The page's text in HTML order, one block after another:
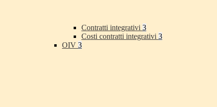
Contratti integrativi 3
Costi contratti integrativi 3
OIV 3